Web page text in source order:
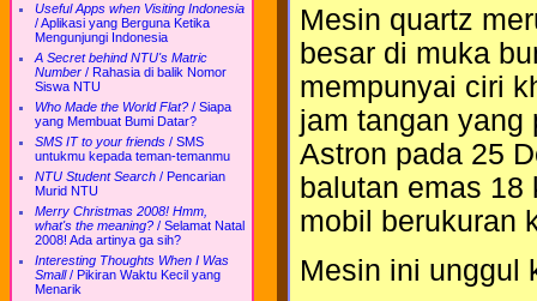
Useful Apps when Visiting Indonesia
/Aplikasi yang Berguna Ketika
Mengunjungi Indonesia
A Secret behind NTU's Matric
Number / Rahasia di balik Nomor
Siswa NTU
Who Made the World Flat? / Siapa
yang Membuat Bumi Datar?
SMS IT to your friends / SMS
untukmu kepada teman-temanmu
NTU Student Search / Pencarian
Murid NTU
Merry Christmas 2008! Hmm,
what's the meaning? / Selamat Natal
2008! Ada artinya ga sih?
Interesting Thoughts When I Was
Small/ Pikiran Waktu Kecil yang
Menarik
Mesin quartz
besar di muka
mempunyai ciri
jam tangan yang
Astron pada 25
balutan emas 18
mobil berukuran
Mesin ini unggul